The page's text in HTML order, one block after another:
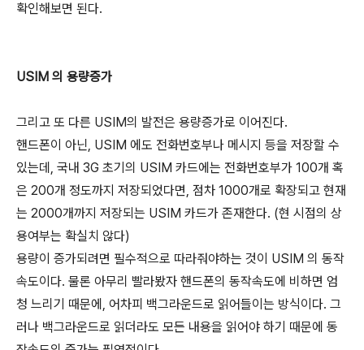
확인해보면 된다.
USIM 의 용량증가
그리고 또 다른 USIM의 발전은 용량증가로 이어진다.
핸드폰이 아닌, USIM 에도 전화번호부나 메시지 등을 저장할 수
있는데, 국내 3G 초기의 USIM 카드에는 전화번호부가 100개 혹
은 200개 정도까지 저장되었다면, 점차 1000개로 확장되고 현재
는 2000개까지 저장되는 USIM 카드가 존재한다. (현 시점의 상
용여부는 확실치 않다)
용량이 증가되려면 필수적으로 따라줘야하는 것이 USIM 의 동작
속도이다. 물론 아무리 빨라봤자 핸드폰의 동작속도에 비하면 엄
청 느리기 때문에, 어차피 백그라운드로 읽어들이는 방식이다. 그
러나 백그라운드로 읽더라도 모든 내용을 읽어야 하기 때문에 동